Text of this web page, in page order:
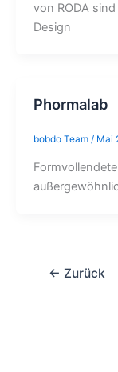
von RODA
Design
Phormalab
bobdo Team / Mai
← Zurück